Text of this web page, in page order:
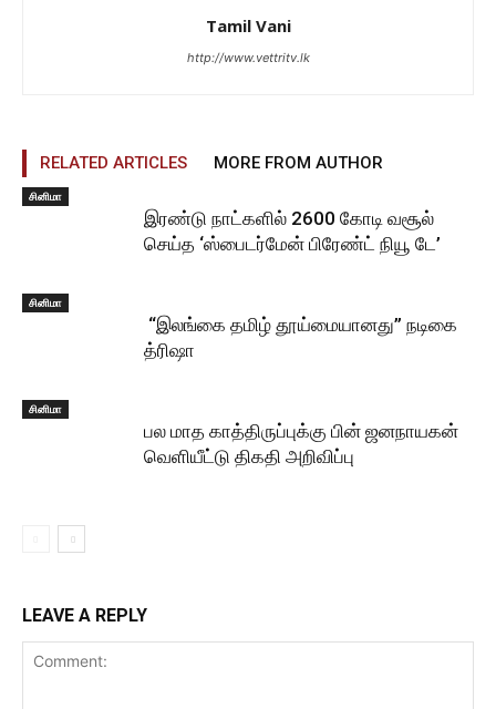
Tamil Vani
http://www.vettritv.lk
RELATED ARTICLES MORE FROM AUTHOR
சினிமா
இரண்டு நாட்களில் 2600 கோடி வசூல்
செய்த ‘ஸ்பைடர்மேன் பிரேண்ட் நியூ டே’
சினிமா
“இலங்கை தமிழ் தூய்மையானது” நடிகை
த்ரிஷா
சினிமா
பல மாத காத்திருப்புக்கு பின் ஜனநாயகன்
வெளியீட்டு திகதி அறிவிப்பு
LEAVE A REPLY